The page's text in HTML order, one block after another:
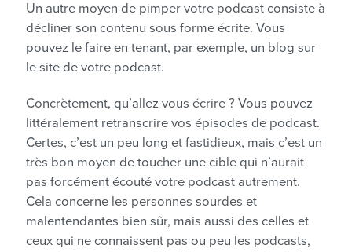
Un autre moyen de pimper votre podcast consiste à
décliner son contenu sous forme écrite. Vous
pouvez le faire en tenant, par exemple, un blog sur
le site de votre podcast.
Concrètement, qu’allez vous écrire ? Vous pouvez
littéralement retranscrire vos épisodes de podcast.
Certes, c’est un peu long et fastidieux, mais c’est un
très bon moyen de toucher une cible qui n’aurait
pas forcément écouté votre podcast autrement.
Cela concerne les personnes sourdes et
malentendantes bien sûr, mais aussi des celles et
ceux qui ne connaissent pas ou peu les podcasts,